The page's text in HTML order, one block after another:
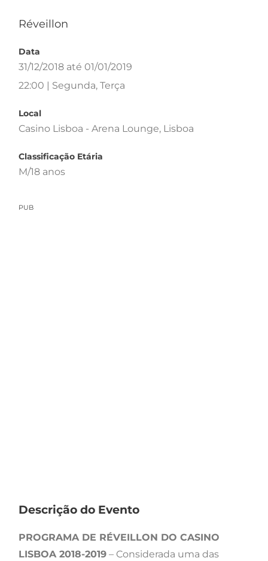
Réveillon
Data
31/12/2018 até 01/01/2019
22:00 | Segunda, Terça
Local
Casino Lisboa - Arena Lounge, Lisboa
Classificação Etária
M/18 anos
PUB
Descrição do Evento
PROGRAMA DE RÉVEILLON DO CASINO
LISBOA 2018-2019 – Considerada uma das